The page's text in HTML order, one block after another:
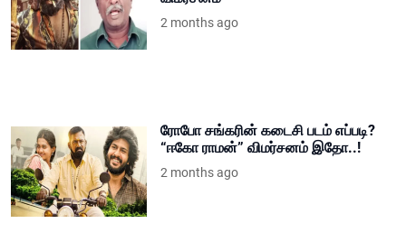
2 months ago
ரோபோ சங்கரின் கடைசி படம் எப்படி?
“ஈகோ ராமன்” விமர்சனம் இதோ..!
2 months ago